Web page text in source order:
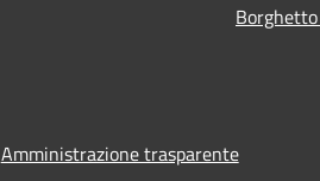
Amministrazione trasparente